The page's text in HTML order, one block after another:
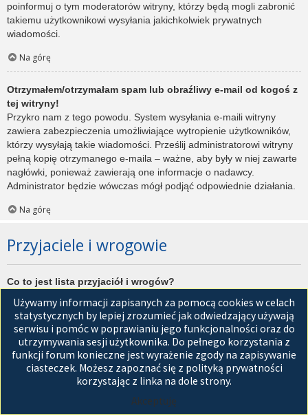
poinformuj o tym moderatorów witryny, którzy będą mogli zabronić
takiemu użytkownikowi wysyłania jakichkolwiek prywatnych
wiadomości.
Na górę
Otrzymałem/otrzymałam spam lub obraźliwy e-mail od kogoś z
tej witryny!
Przykro nam z tego powodu. System wysyłania e-maili witryny
zawiera zabezpieczenia umożliwiające wytropienie użytkowników,
którzy wysyłają takie wiadomości. Prześlij administratorowi witryny
pełną kopię otrzymanego e-maila – ważne, aby były w niej zawarte
nagłówki, ponieważ zawierają one informacje o nadawcy.
Administrator będzie wówczas mógł podjąć odpowiednie działania.
Na górę
Przyjaciele i wrogowie
Co to jest lista przyjaciół i wrogów?
użytkowników witryny. Użytkownicy dodani do listy przyjaciół będą
wyświetleni na karciePrzyjacieleznajdującej się w panelu
zarządzania kontem. Z tego poziomu można szybko sprawdzić ich
status, a także wysłać prywatną wiadomość. Zależnie od
używanego stylu witryny, posty tych użytkowników mogą być
wyróżniane. Jeśli użytkownik zostanie dodany do listy wrogów,
Używamy informacji zapisanych za pomocą cookies w celach
statystycznych by lepiej zrozumieć jak odwiedzający używają
serwisu i pomóc w poprawianiu jego funkcjonalności oraz do
utrzymywania sesji użytkownika. Do pełnego korzystania z
funkcji forum konieczne jest wyrażenie zgody na zapisywanie
ciasteczek. Możesz zapoznać się z polityką prywatności
korzystając z linka na dole strony.
Akceptuję